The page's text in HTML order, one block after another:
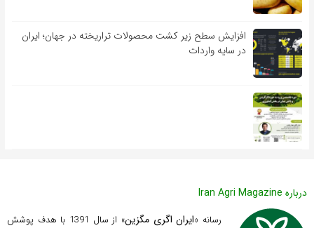
افزایش سطح زیر کشت محصولات تراریخته در جهان؛ ایران
در سایه واردات
درباره Iran Agri Magazine
رسانه «ایران اگری مگزین
» از سال 1391 با هدف پوشش